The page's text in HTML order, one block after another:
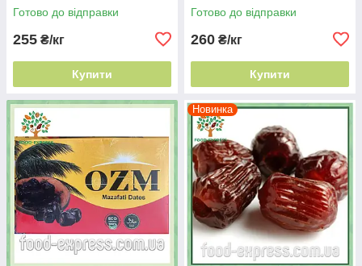
Готово до відправки
255 ₴/кг
Купити
Готово до відправки
260 ₴/кг
Купити
Новинка